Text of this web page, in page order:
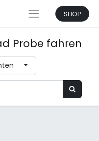
SHOP
Probe fahren